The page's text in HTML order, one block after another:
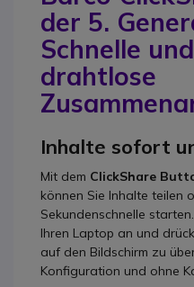
der 5.
Schnelle
drahtlose
Inhalte sofort
Mit dem ClickShare
können Sie Inhalte teilen
Sekundenschnelle
Ihren Laptop an und
auf den Bildschirm zu
Konfiguration und ohne